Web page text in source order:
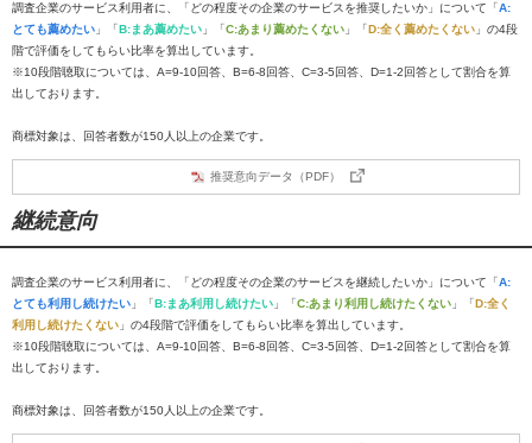
調査企業のサービス利用者に、「どの程度その企業のサービスを推奨したいか」について「A:
とても薦めたい 」「B:まあ薦めたい 」「C:あまり薦めたくない 」「D:全く薦めたくない 」の4段
階で評価をしてもらい比率を算出しています。
※10段階聴取については、A=9-10回答、B=6-8回答、C=3-5回答、D=1-2回答として割合を算
出しております。
商標対象は、回答者数が150人以上の企業です。
推奨意向データ（PDF）
継続意向
調査企業のサービス利用者に、「どの程度その企業のサービスを継続したいか」について「A:
とても利用し続けたい 」「B:まあ利用し続けたい 」「C:あまり利用し続けたくない 」「D:全く
利用し続けたくない 」の4段階で評価をしてもらい比率を算出しています。
※10段階聴取については、A=9-10回答、B=6-8回答、C=3-5回答、D=1-2回答として割合を算
出しております。
商標対象は、回答者数が150人以上の企業です。